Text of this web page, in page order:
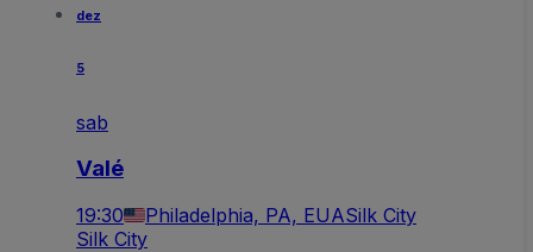
dez
5
sab
Valé
19:30 Philadelphia, PA, EUASilk City
Silk City